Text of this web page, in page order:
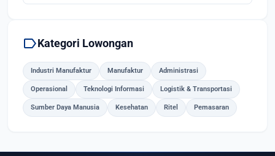
labelKategori Lowongan
Industri Manufaktur Manufaktur Administrasi
Operasional Teknologi Informasi Logistik & Transportasi
Sumber Daya Manusia Kesehatan Ritel Pemasaran